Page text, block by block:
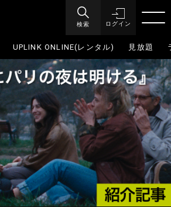
検索 ログイン
UPLINK ONLINE(レンタル) 見放題